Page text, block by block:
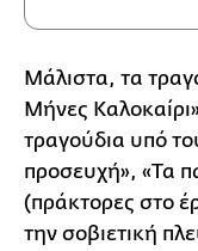
Μάλιστα, τα
Μήνες
τραγούδια υπό
προσευχή», «Τα
(πράκτορες στο
την σοβιετική